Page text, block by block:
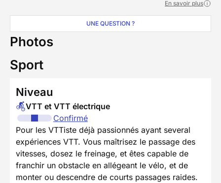
En savoir plus
UNE QUESTION ?
Photos
Sport
Niveau
VTT et VTT électrique
Confirmé
Pour les VTTiste déjà passionnés ayant several
expériences VTT. Vous maîtrisez le passage des
vitesses, dosez le freinage, et êtes capable de
franchir un obstacle en allégeant le vélo, et de
monter ou descendre de courts passages raides.